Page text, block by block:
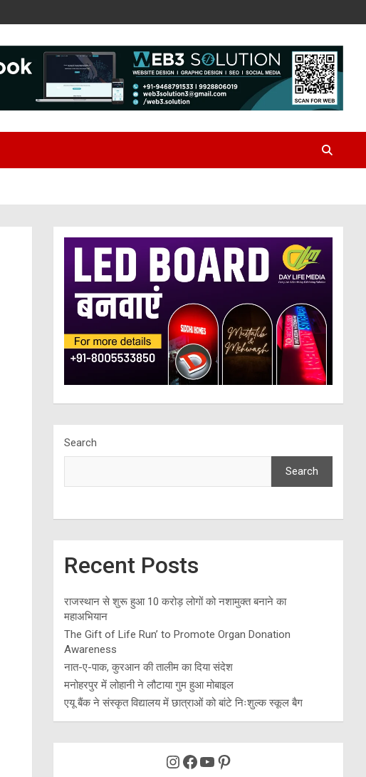
Search
Search
Recent Posts
राजस्थान से शुरू हुआ 10 करोड़ लोगों को नशामुक्त बनाने का
महाअभियान
The Gift of Life Run’ to Promote Organ Donation
Awareness
नात-ए-पाक, कुरआन की तालीम का दिया संदेश
मनोहरपुर में लोहानी ने लौटाया गुम हुआ मोबाइल
एयू बैंक ने संस्कृत विद्यालय में छात्राओं को बांटे निःशुल्क स्कूल बैग
Instagram
Facebook
YouTube
Pinterest